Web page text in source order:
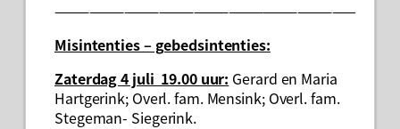
——————————————————————————
Misintenties – gebedsintenties:
Zaterdag 4 juli 19.00 uur: Gerard en Maria
Hartgerink; Overl. fam. Mensink; Overl. fam.
Stegeman- Siegerink.